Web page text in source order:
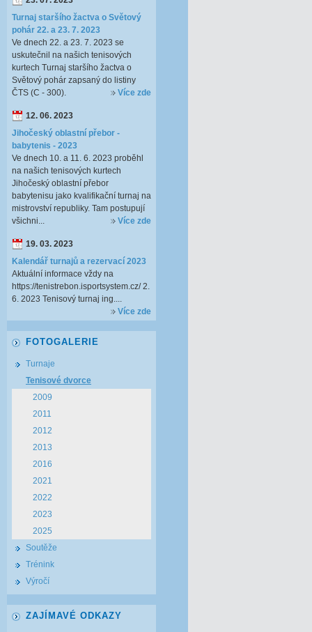
Turnaj staršího žactva o Světový
pohár 22. a 23. 7. 2023
Ve dnech 22. a 23. 7. 2023 se
uskutečnil na našich tenisových
kurtech Turnaj staršího žactva o
Světový pohár zapsaný do listiny
ČTS (C - 300).
Více zde
12. 06. 2023
Jihočeský oblastní přebor -
babytenis - 2023
Ve dnech 10. a 11. 6. 2023 proběhl
na našich tenisových kurtech
Jihočeský oblastní přebor
babytenisu jako kvalifikační turnaj na
mistrovství republiky. Tam postupují
všichni...
Více zde
19. 03. 2023
Kalendář turnajů a rezervací 2023
Aktuální informace vždy na
https://tenistrebon.isportsystem.cz/ 2.
6. 2023 Tenisový turnaj ing....
Více zde
FOTOGALERIE
Turnaje
Tenisové dvorce
2009
2011
2012
2013
2016
2021
2022
2023
2025
Soutěže
Trénink
Výročí
ZAJÍMAVÉ ODKAZY